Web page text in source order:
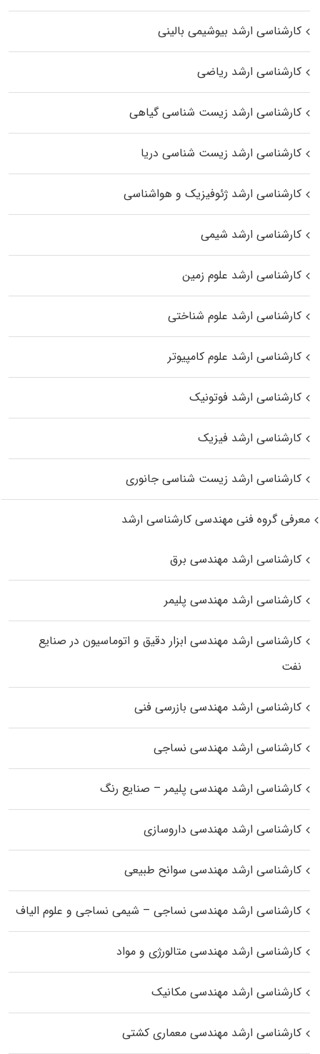
کارشناسی ارشد بیوشیمی بالینی
کارشناسی ارشد ریاضی
کارشناسی ارشد زیست‌ شناسی گیاهی
کارشناسی ارشد زیست‌ شناسی دریا
کارشناسی ارشد ژئوفیزیک و هواشناسی
کارشناسی ارشد شیمی
کارشناسی ارشد علوم زمین
کارشناسی ارشد علوم شناختی
کارشناسی ارشد علوم کامپیوتر
کارشناسی ارشد فوتونیک
کارشناسی ارشد فیزیک
کارشناسی ارشد زیست‌ شناسی جانوری
معرفی گروه فنی مهندسی کارشناسی ارشد
کارشناسی ارشد مهندسی برق
کارشناسی ارشد مهندسی پلیمر
کارشناسی ارشد مهندسی ابزار دقیق و اتوماسیون در صنایع
نفت
کارشناسی ارشد مهندسی بازرسی فنی
کارشناسی ارشد مهندسی نساجی
کارشناسی ارشد مهندسی پلیمر – صنایع رنگ
کارشناسی ارشد مهندسی داروسازی
کارشناسی ارشد مهندسی سوانح طبیعی
کارشناسی ارشد مهندسی نساجی – شیمی نساجی و علوم الیاف
کارشناسی ارشد مهندسی متالورژی و مواد
کارشناسی ارشد مهندسی مکانیک
کارشناسی ارشد مهندسی معماری کشتی